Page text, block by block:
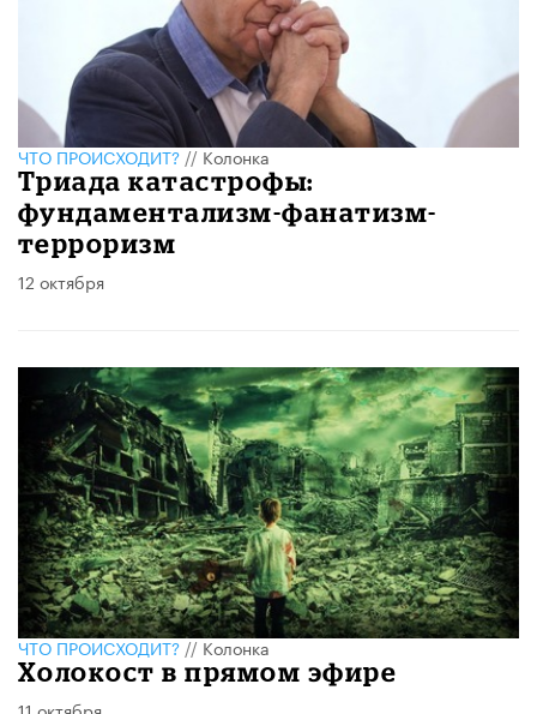
ЧТО ПРОИСХОДИТ?//Колонка
Триада катастрофы:
фундаментализм-фанатизм-
терроризм
12 октября
ЧТО ПРОИСХОДИТ?//Колонка
Холокост в прямом эфире